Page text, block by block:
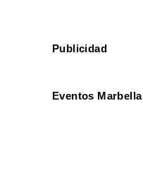
Publicidad
Eventos Marbella